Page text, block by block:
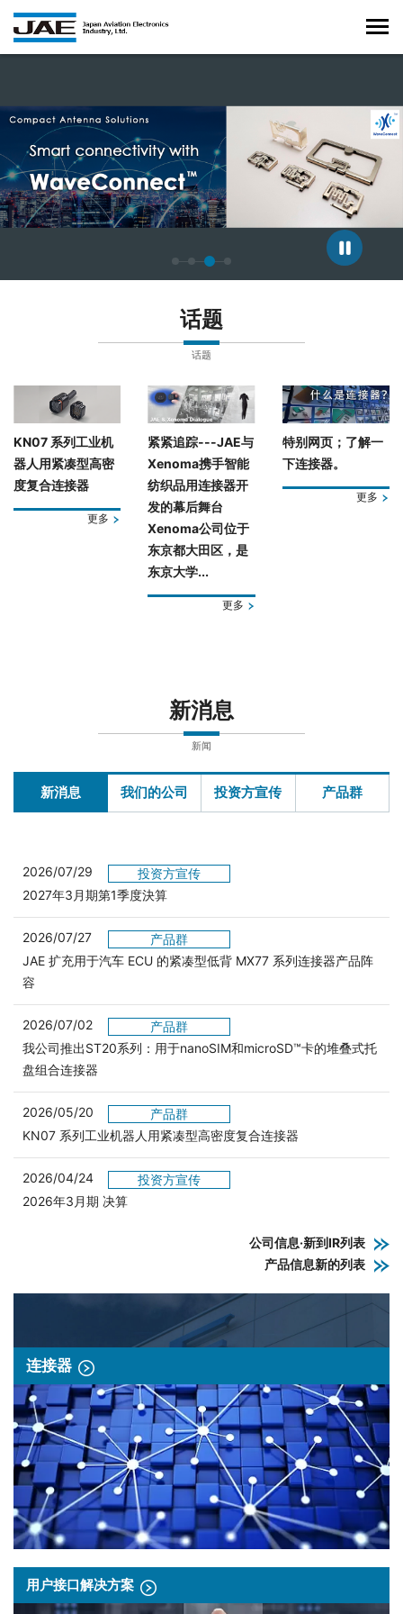
话题
话题
KN07 系列工业机
器人用紧凑型高密
度复合连接器
更多
紧紧追踪---JAE与
Xenoma携手智能
纺织品用连接器开
发的幕后舞台
Xenoma公司位于
东京都大田区，是
东京大学...
更多
特别网页；了解一
下连接器。
更多
新消息
新闻
新消息 我们的公司 投资方宣传 产品群
2026/07/29
投资方宣传
2027年3月期第1季度決算
2026/07/27
产品群
JAE 扩充用于汽车 ECU 的紧凑型低背 MX77 系列连接器产品阵
容
2026/07/02
产品群
我公司推出ST20系列：用于nanoSIM和microSD™卡的堆叠式托
盘组合连接器
2026/05/20
产品群
KN07 系列工业机器人用紧凑型高密度复合连接器
2026/04/24
投资方宣传
2026年3月期 决算
公司信息·新到IR列表
产品信息新的列表
连接器
用户接口解决方案